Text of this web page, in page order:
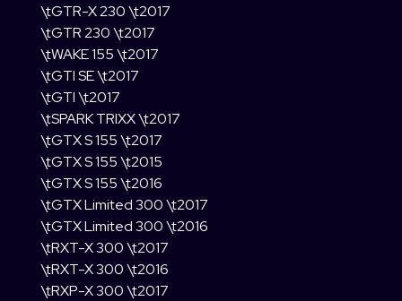
\tGTR-X 230 \t2017
\tGTR 230 \t2017
\tWAKE 155 \t2017
\tGTI SE \t2017
\tGTI \t2017
\tSPARK TRIXX \t2017
\tGTX S 155 \t2017
\tGTX S 155 \t2015
\tGTX S 155 \t2016
\tGTX Limited 300 \t2017
\tGTX Limited 300 \t2016
\tRXT-X 300 \t2017
\tRXT-X 300 \t2016
\tRXP-X 300 \t2017